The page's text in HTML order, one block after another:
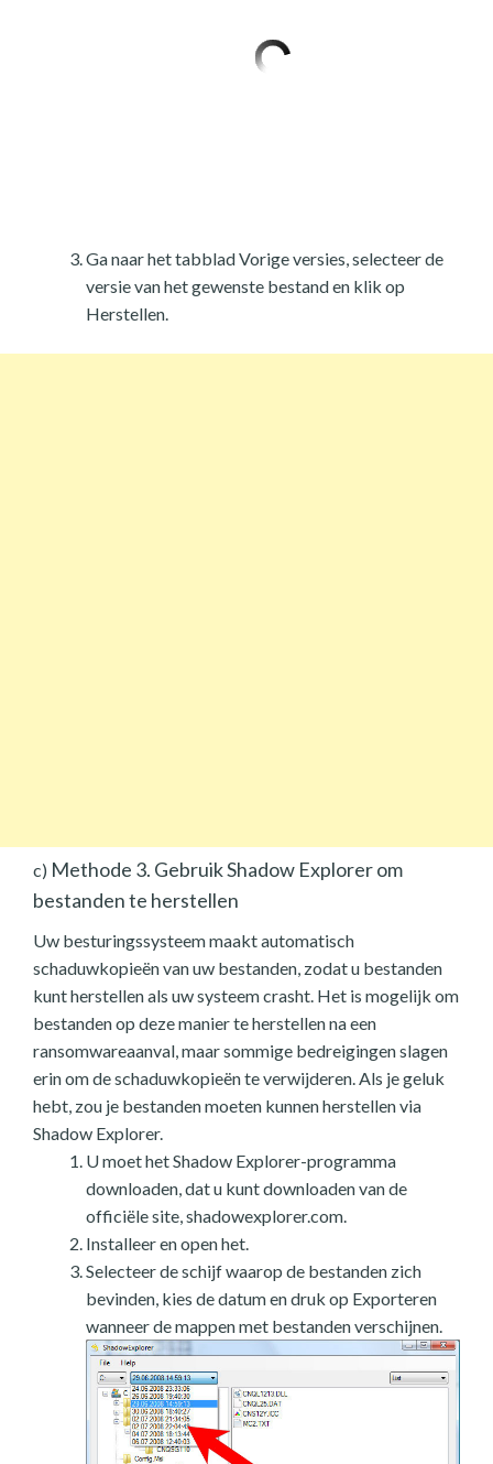
Ga naar het tabblad Vorige versies, selecteer de
versie van het gewenste bestand en klik op
Herstellen.
c) Methode 3. Gebruik Shadow Explorer om
bestanden te herstellen
Uw besturingssysteem maakt automatisch
schaduwkopieën van uw bestanden, zodat u bestanden
kunt herstellen als uw systeem crasht. Het is mogelijk om
bestanden op deze manier te herstellen na een
ransomwareaanval, maar sommige bedreigingen slagen
erin om de schaduwkopieën te verwijderen. Als je geluk
hebt, zou je bestanden moeten kunnen herstellen via
Shadow Explorer.
U moet het Shadow Explorer-programma
downloaden, dat u kunt downloaden van de
officiële site, shadowexplorer.com.
Installeer en open het.
Selecteer de schijf waarop de bestanden zich
bevinden, kies de datum en druk op Exporteren
wanneer de mappen met bestanden verschijnen.